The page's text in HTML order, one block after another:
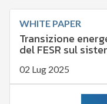
WHITE PAPER
Transizione
del FESR sul
02 Lug 2025